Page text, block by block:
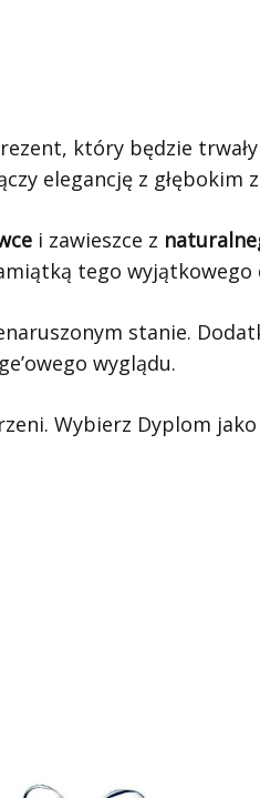
który będzie
elegancję z głębokim
i zawieszce z
tego wyjątkowego
stanie.
wyglądu.
Wybierz Dyplom